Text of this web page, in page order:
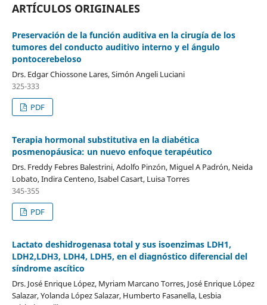
ARTÍCULOS ORIGINALES
Preservación de la función auditiva en la cirugía de los
tumores del conducto auditivo interno y el ángulo
pontocerebeloso
Drs. Edgar Chiossone Lares, Simón Angeli Luciani
325-333
PDF
Terapia hormonal substitutiva en la diabética
posmenopáusica: un nuevo enfoque terapéutico
Drs. Freddy Febres Balestrini, Adolfo Pinzón, Miguel A Padrón, Neida
Lobato, Indira Centeno, Isabel Casart, Luisa Torres
345-355
PDF
Lactato deshidrogenasa total y sus isoenzimas LDH1,
LDH2,LDH3, LDH4, LDH5, en el diagnóstico diferencial del
síndrome ascítico
Drs. José Enrique López, Myriam Marcano Torres, José Enrique López
Salazar, Yolanda López Salazar, Humberto Fasanella, Lesbia